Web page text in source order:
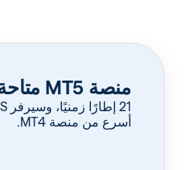
منصة MT5 متاحة الآن
أسرع من منصة MT4.